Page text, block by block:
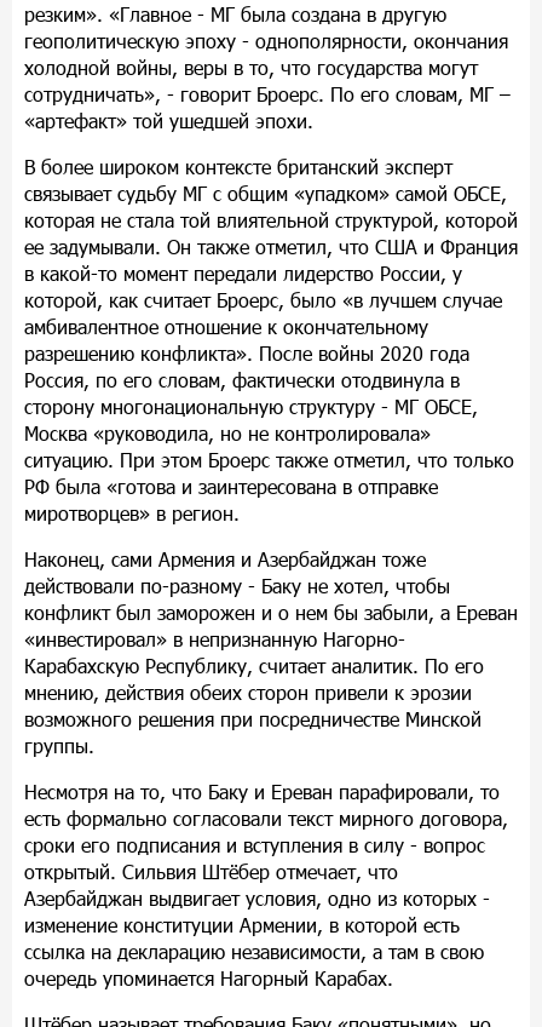
резким». «Главное - МГ была создана в другую
геополитическую эпоху - однополярности, окончания
холодной войны, веры в то, что государства могут
сотрудничать», - говорит Броерс. По его словам, МГ –
«артефакт» той ушедшей эпохи.
В более широком контексте британский эксперт
связывает судьбу МГ с общим «упадком» самой ОБСЕ,
которая не стала той влиятельной структурой, которой
ее задумывали. Он также отметил, что США и Франция
в какой-то момент передали лидерство России, у
которой, как считает Броерс, было «в лучшем случае
амбивалентное отношение к окончательному
разрешению конфликта». После войны 2020 года
Россия, по его словам, фактически отодвинула в
сторону многонациональную структуру - МГ ОБСЕ,
Москва «руководила, но не контролировала»
ситуацию. При этом Броерс также отметил, что только
РФ была «готова и заинтересована в отправке
миротворцев» в регион.
Наконец, сами Армения и Азербайджан тоже
действовали по-разному - Баку не хотел, чтобы
конфликт был заморожен и о нем бы забыли, а Ереван
«инвестировал» в непризнанную Нагорно-
Карабахскую Республику, считает аналитик. По его
мнению, действия обеих сторон привели к эрозии
возможного решения при посредничестве Минской
группы.
Несмотря на то, что Баку и Ереван парафировали, то
есть формально согласовали текст мирного договора,
сроки его подписания и вступления в силу - вопрос
открытый. Сильвия Штёбер отмечает, что
Азербайджан выдвигает условия, одно из которых -
изменение конституции Армении, в которой есть
ссылка на декларацию независимости, а там в свою
очередь упоминается Нагорный Карабах.